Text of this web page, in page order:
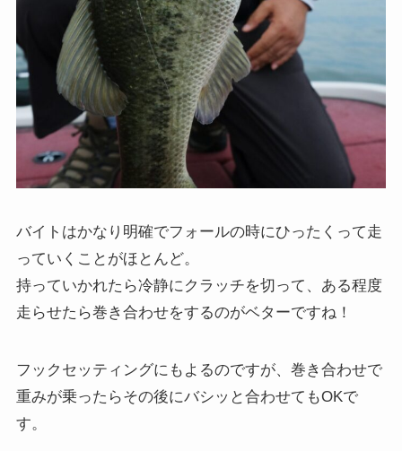
バイトはかなり明確でフォールの時にひったくって走
っていくことがほとんど。
持っていかれたら冷静にクラッチを切って、ある程度
走らせたら巻き合わせをするのがベターですね！
フックセッティングにもよるのですが、巻き合わせで
重みが乗ったらその後にバシッと合わせてもOKで
す。